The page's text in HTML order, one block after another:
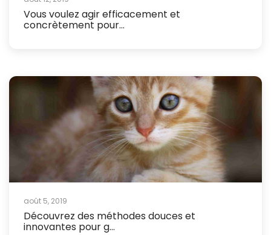
Vous voulez agir efficacement et
concrètement pour...
août 5, 2019
Découvrez des méthodes douces et
innovantes pour g...